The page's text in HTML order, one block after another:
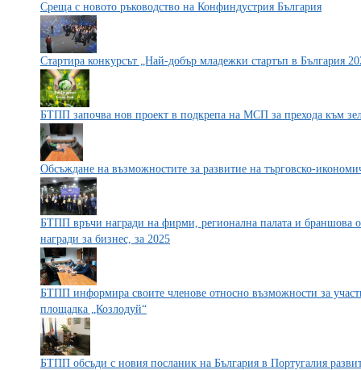
Среща с новото ръководство на Конфиндустрия България
Стартира конкурсът „Най-добър младежки стартъп в България
БТПП започва нов проект в подкрепа на МСП за прехода към
Обсъждане на възможностите за развитие на търговско-
БТПП връчи награди на фирми, регионална палата и браншова
награди за бизнес, за 2025
БТПП информира своите членове относно възможности за
площадка „Козлодуй“
БТПП обсъди с новия посланик на България в Португалия